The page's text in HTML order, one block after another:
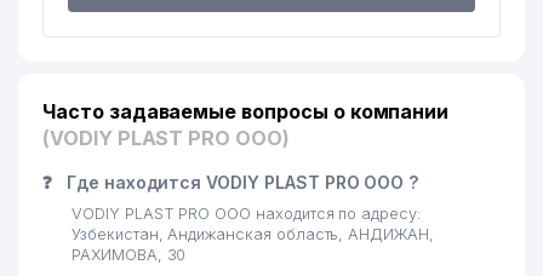
Часто задаваемые вопросы о компании
(VODIY PLAST PRO ООО)
❓ Где находится VODIY PLAST PRO ООО ?
VODIY PLAST PRO ООО находится по адресу:
Узбекистан, Андижанская область, АНДИЖАН,
РАХИМОВА, 30